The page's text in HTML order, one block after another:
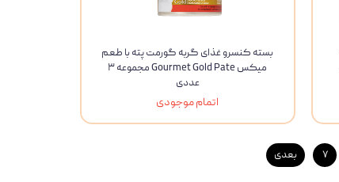
بسته کنسرو غذای گربه گورمت پته با طعم
میکس Gourmet Gold Pate مجموعه ۳
عددی
اتمام موجودی
۷ بعدی